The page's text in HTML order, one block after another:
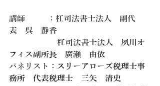
講師         ： 杠司法書士法人　副代
表　呉　静香
杠司法書士法人　夙川オ
フィス副所長　廣瀬　由依
パネリスト： スリーアローズ税理士事
務所　代表税理士　三矢　清史